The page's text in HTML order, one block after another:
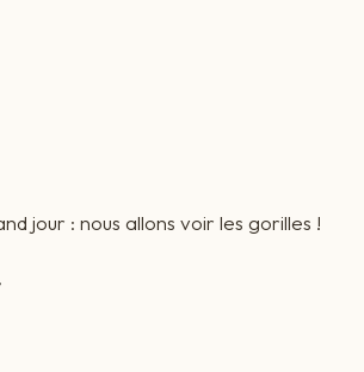
jour : nous allons voir les gorilles !